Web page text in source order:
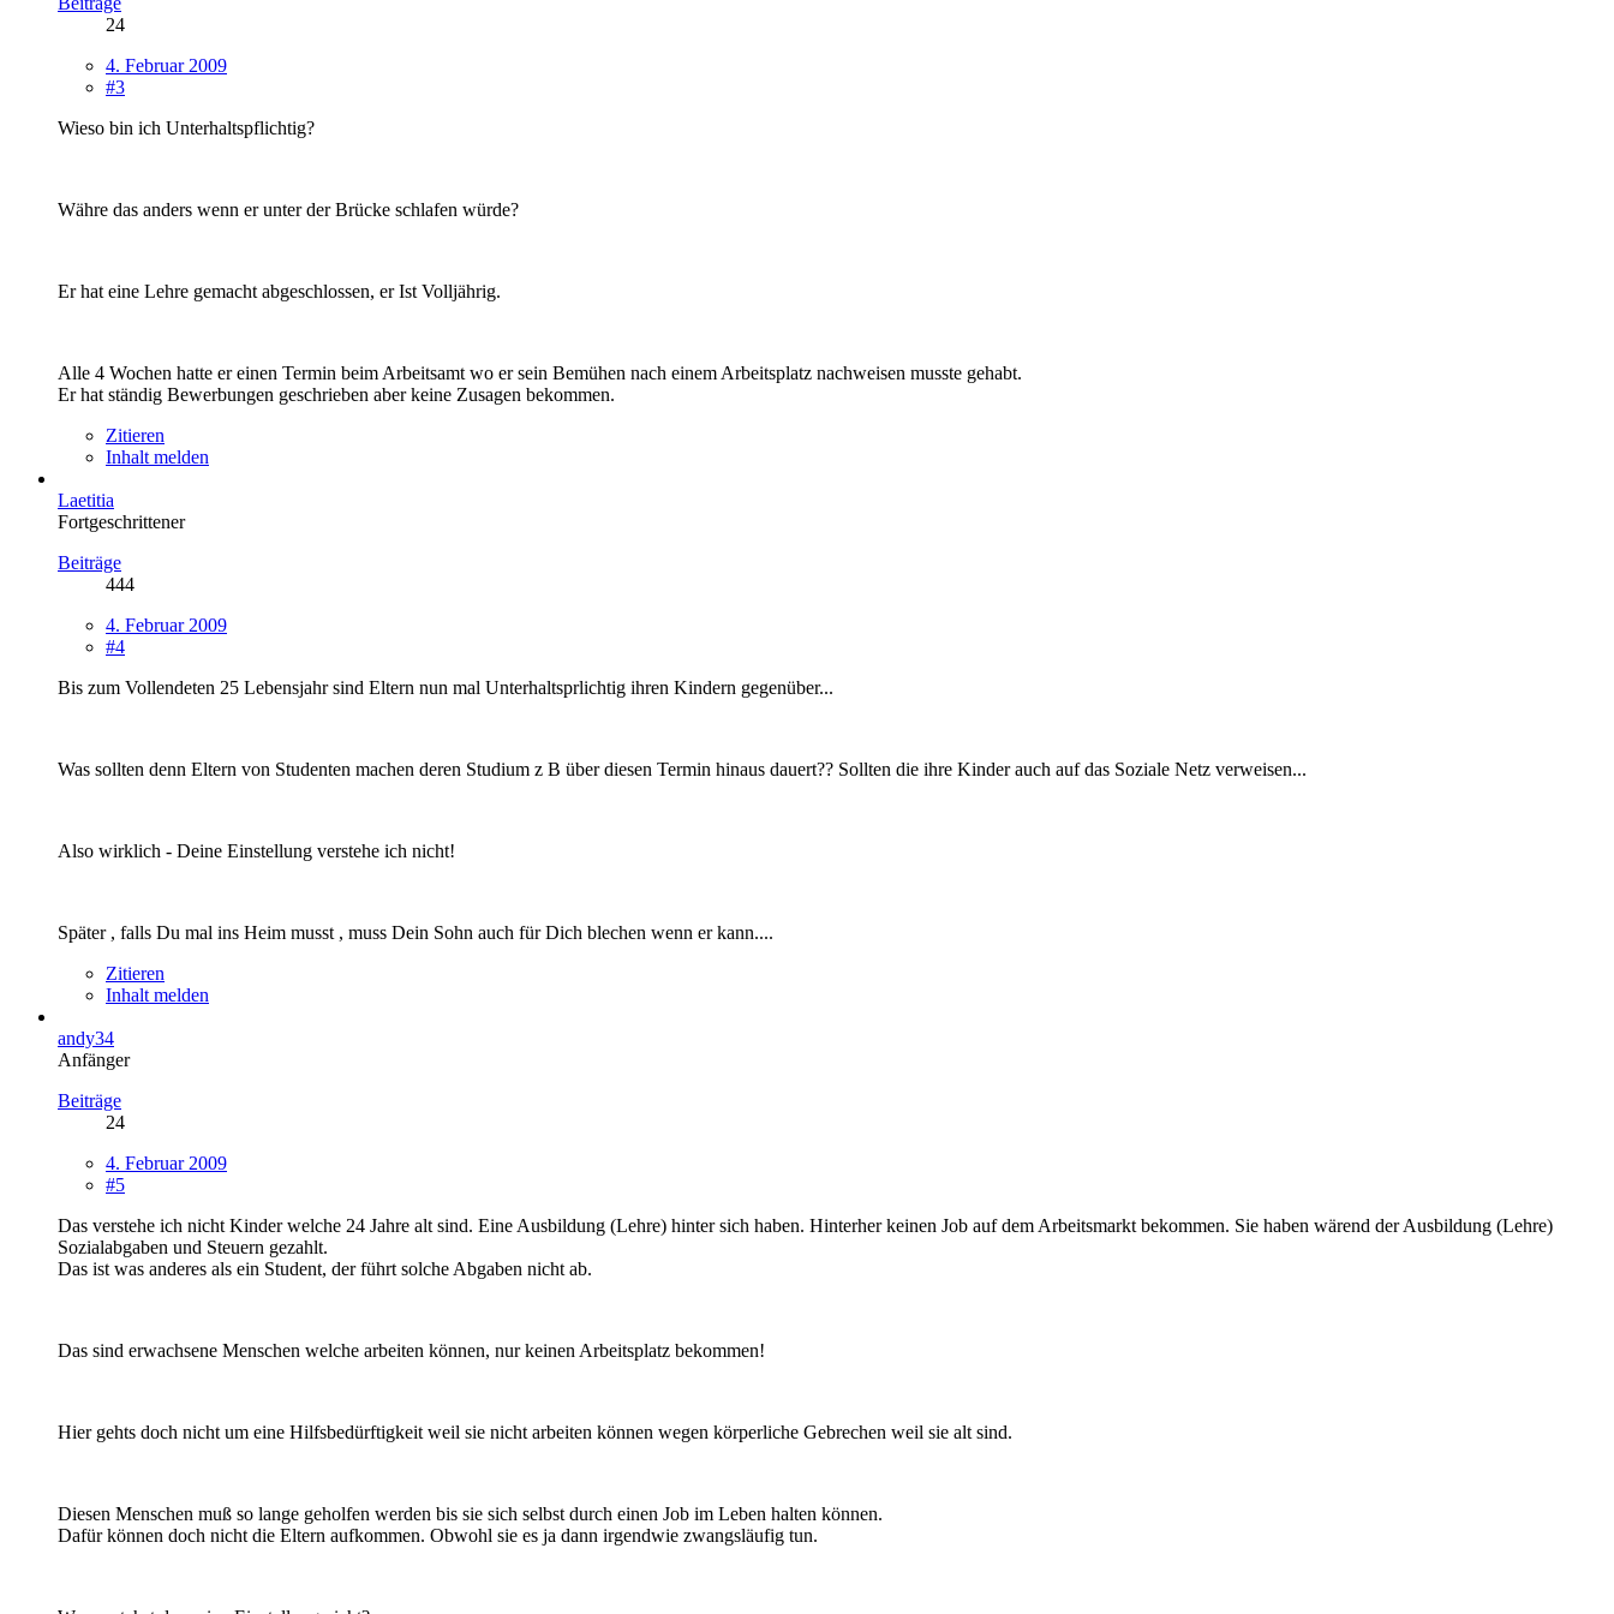
24
4. Februar 2009
#3
Wieso bin ich Unterhaltspflichtig?
Währe das anders wenn er unter der Brücke schlafen würde?
Er hat eine Lehre gemacht abgeschlossen, er Ist Volljährig.
Alle 4 Wochen hatte er einen Termin beim Arbeitsamt wo er sein Bemühen nach einem Arbeitsplatz nachweisen musste gehabt.
Er hat ständig Bewerbungen geschrieben aber keine Zusagen bekommen.
Zitieren
Inhalt melden
Laetitia
Fortgeschrittener
Beiträge
444
4. Februar 2009
#4
Bis zum Vollendeten 25 Lebensjahr sind Eltern nun mal Unterhaltsprlichtig ihren Kindern gegenüber...
Was sollten denn Eltern von Studenten machen deren Studium z B über diesen Termin hinaus dauert?? Sollten die ihre Kinder auch auf das Soziale Netz verweisen...
Also wirklich - Deine Einstellung verstehe ich nicht!
Später , falls Du mal ins Heim musst , muss Dein Sohn auch für Dich blechen wenn er kann....
Zitieren
Inhalt melden
andy34
Anfänger
Beiträge
24
4. Februar 2009
#5
Das verstehe ich nicht Kinder welche 24 Jahre alt sind. Eine Ausbildung (Lehre) hinter sich haben. Hinterher keinen Job auf dem Arbeitsmarkt bekommen. Sie haben wärend der Ausbildung (Lehre)
Sozialabgaben und Steuern gezahlt.
Das ist was anderes als ein Student, der führt solche Abgaben nicht ab.
Das sind erwachsene Menschen welche arbeiten können, nur keinen Arbeitsplatz bekommen!
Hier gehts doch nicht um eine Hilfsbedürftigkeit weil sie nicht arbeiten können wegen körperliche Gebrechen weil sie alt sind.
Diesen Menschen muß so lange geholfen werden bis sie sich selbst durch einen Job im Leben halten können.
Dafür können doch nicht die Eltern aufkommen. Obwohl sie es ja dann irgendwie zwangsläufig tun.